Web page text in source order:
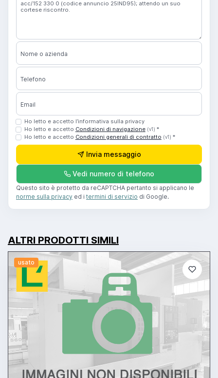
Nome o azienda
Telefono
Email
Ho letto e accetto l’informativa sulla privacy
Ho letto e accetto Condizioni di navigazione (v1) *
Ho letto e accetto Condizioni generali di contratto (v1) *
Invia messaggio
Vedi numero di telefono
Questo sito è protetto da reCAPTCHA pertanto si applicano le
norme sulla privacy ed i termini di servizio di Google.
ALTRI PRODOTTI SIMILI
usato